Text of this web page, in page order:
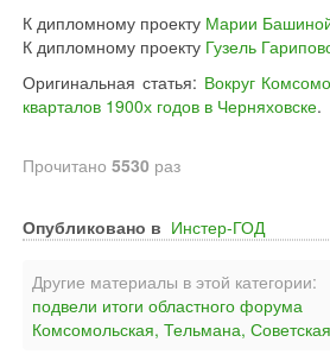
К дипломному проекту Марии
К дипломному проекту Гузель
Оригинальная статья: Вокруг
кварталов 1900х годов в Черняховске.
Прочитано 5530 раз
Опубликовано в Инстер-ГОД
Другие материалы в этой категории:
подвели итоги областного форума
Комсомольская, Тельмана,